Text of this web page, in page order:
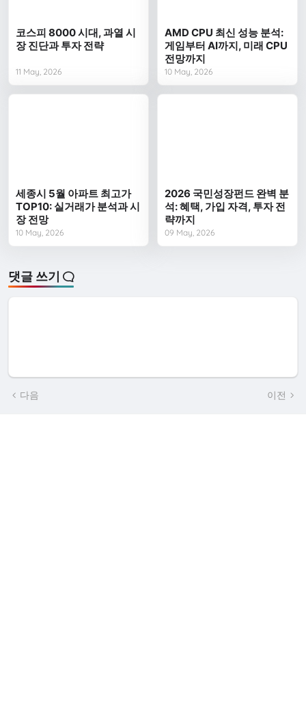
코스피 8000 시대, 과열 시
장 진단과 투자 전략
11 May, 2026
AMD CPU 최신 성능 분석:
게임부터 AI까지, 미래 CPU
전망까지
10 May, 2026
세종시 5월 아파트 최고가
TOP10: 실거래가 분석과 시
장 전망
10 May, 2026
2026 국민성장펀드 완벽 분
석: 혜택, 가입 자격, 투자 전
략까지
09 May, 2026
댓글 쓰기
다음 이전